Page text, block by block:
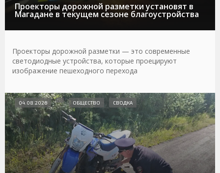
Проекторы дорожной разметки установят в
Магадане в текущем сезоне благоустройства
Проекторы дорожной разметки — это современные
светодиодные устройства, которые проецируют
изображение пешеходного перехода
04.08.2026 ОБЩЕСТВО СВОДКА